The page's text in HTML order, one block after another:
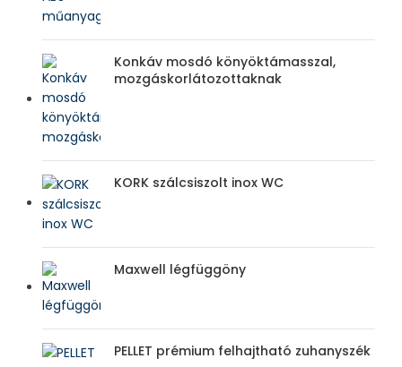
Konkáv mosdó könyöktámasszal,
mozgáskorlátozottaknak
KORK szálcsiszolt inox WC
Maxwell légfüggöny
PELLET prémium felhajtható zuhanyszék